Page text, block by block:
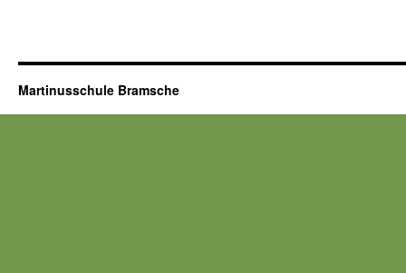
Martinusschule Bramsche